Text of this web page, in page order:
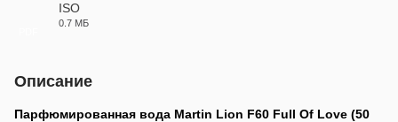
ISO
0.7 МБ
Описание
Парфюмированная вода Martin Lion F60 Full Of Love (50